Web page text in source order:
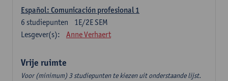
Español: Comunicación profesional 1
1E/2E SEM
6 studiepunten
Lesgever(s):
Anne Verhaert
Vrije ruimte
Voor (minimum) 3 studiepunten te kiezen uit onderstaande lijst.